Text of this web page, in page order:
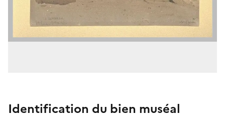
Identification du bien muséal